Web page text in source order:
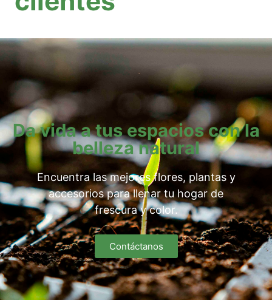
Da vida a tus espacios con la
belleza natural
Encuentra las mejores flores, plantas y
accesorios para llenar tu hogar de
frescura y color.
Contáctanos